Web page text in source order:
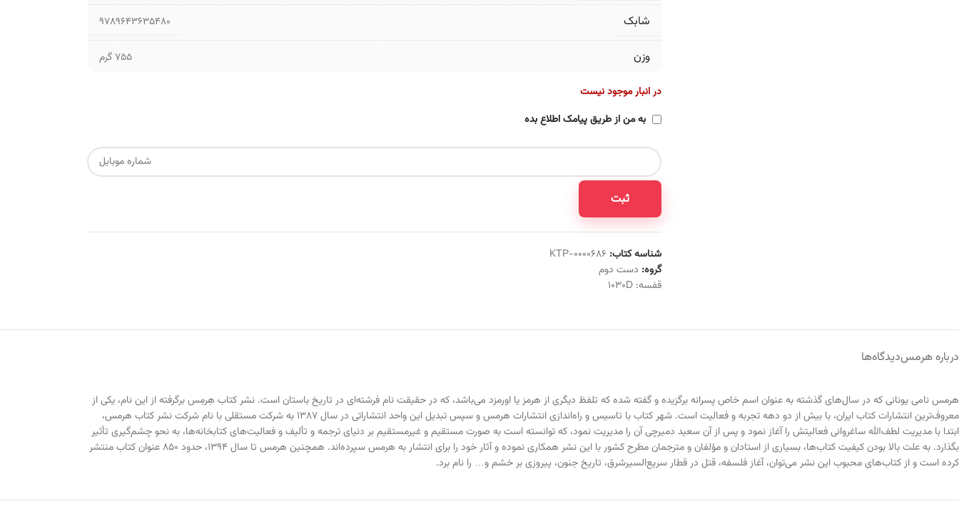
شابک 9789643635480
وزن 755 گرم
در انبار موجود نیست
به من از طریق پیامک اطلاع بده
ثبت
شناسه کتاب: KTP-0000686
گروه: دست دوم
قفسه:1030D
درباره هرمسدیدگاه‌ها
هرمس نامی یونانی که در سال‌های گذشته به عنوان اسم خاص پسرانه برگزیده و گفته شده که تلفظ دیگری از هرمز یا اورمزد می‌باشد، که در حقیقت نام فرشته‌ای در تاریخ باستان است. نشر کتاب هِرمِس برگرفته از این نام، یکی از
معروف‌ترین انتشارات کتاب ایران، با بیش از دو دهه تجربه و فعالیت است. شهر کتاب با تاسیس و راه‌اندازی انتشارات هرمس و سپس تبدیل این واحد انتشاراتی در سال ۱۳۸۷ به شرکت مستقلی با نام شرکت نشر کتاب هرمس،
ابتدا با مدیریت لطف‌الله ساغروانی فعالیتش را آغاز نمود و پس از آن سعید دمیرچی آن را مدیریت نمود، که توانسته است به صورت مستقیم و غیرمستقیم بر دنیای ترجمه و تألیف و فعالیت‌های کتابخانه‌ها، به نحو چشم‌گیری تأثیر
بگذارد. به علت بالا بودن کیفیت کتاب‌ها، بسیاری از استادان و مؤلفان و مترجمان مطرح کشور با این نشر همکاری نموده و آثار خود را برای انتشار به هرمس سپرده‌اند. همچنین هرمس تا سال ۱۳۹۴، حدود ۸۵۰ عنوان کتاب منتشر
کرده است و از کتاب‌های محبوب این نشر می‌توان، آغاز فلسفه، قتل در قطار سریع‌السیرشرق، تاریخ جنون، پیروزی بر خشم و… را نام برد.